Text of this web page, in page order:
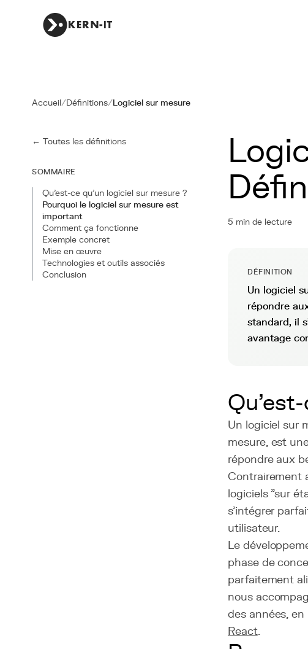
Accueil/Définitions/Logiciel sur mesure
← Toutes les définitions
SOMMAIRE
Qu'est-ce qu'un logiciel sur mesure ?
Pourquoi le logiciel sur mesure est
important
Comment ça fonctionne
Exemple concret
Mise en œuvre
Technologies et outils associés
Conclusion
5 min de lecture
DÉFINITION
Un logiciel
répondre
standard, il
avantage
Un logiciel sur
mesure, est
répondre aux
Contrairement
logiciels "sur
s'intégrer
utilisateur.
Le
phase de
parfaitement
nous
des années,
React.